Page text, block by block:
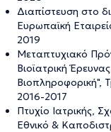
Διαπίστευση στο
Ευρωπαϊκή
2019
Μεταπτυχιακό
Βιοϊατρική
Βιοπληροφορική",
2016-2017
Πτυχίο Ιατρικής,
Εθνικό &